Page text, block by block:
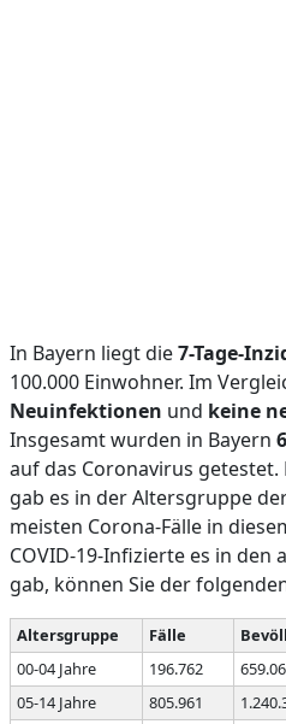
In Bayern liegt die7-Tage-
100.000 Einwohner. Im
Neuinfektionen und keine
Insgesamt wurden in Bayern
auf das Coronavirus
gab es in der Altersgruppe
meisten Corona-Fälle in
COVID-19-Infizierte es in den
gab, können Sie der
Altersgruppe Fälle
00-04 Jahre
196.762
05-14 Jahre
805.961